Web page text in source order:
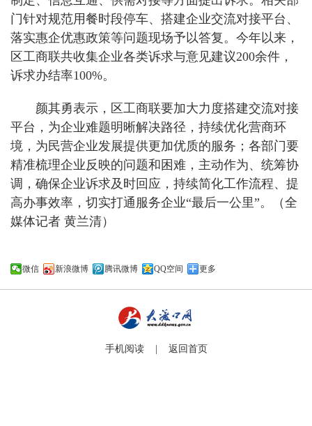
门针对规范用餐时段停车、搭建企业交流对接平台、
落实惠企优惠政策等问题现场予以答复。今年以来，
区工商联共收集企业各类诉求与意见建议200余件，
诉求办结率100%。
颜其勇表示，区工商联要加大力度搭建交流对接
平台，为企业难题明晰解决路径，持续优化营商环
境，为民营企业发展提供更加优质的服务；各部门要
精准梳理企业反映的问题和困难，主动作为、统筹协
调，确保企业诉求及时回应，持续简化工作流程、提
高办事效率，切实打通服务企业“最后一公里”。（全
媒体记者 黄兰清）
微信 新浪微博 腾讯微博 QQ空间 更多
手机阅读 | 返回首页